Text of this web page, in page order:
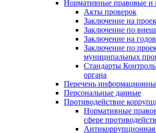
Нормативные правовые и
Акты проверок
Заключение на
Заключение по
Заключение на
Заключение по
муниципальных
Стандарты
органа
Перечень
Персональные данные
Противодействие
Нормативные
сфере
Антикоррупционная